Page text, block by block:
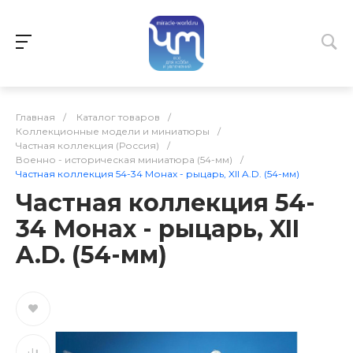
Главная / Каталог товаров
/
Коллекционные модели и миниатюры
/
Частная коллекция (Россия)
/
Военно - историческая миниатюра (54-мм)
/
Частная коллекция 54-34 Монах - рыцарь, XII A.D. (54-мм)
Частная коллекция 54-
34 Монах - рыцарь, XII
A.D. (54-мм)